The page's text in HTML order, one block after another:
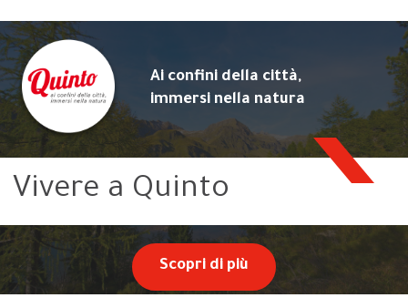
Ai confini della città,
immersi nella natura
Vivere a Quinto
Scopri di più